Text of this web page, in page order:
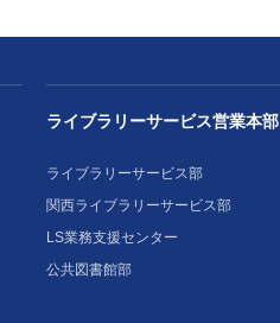
ライブラリーサービス営業本部
ライブラリーサービス部
関西ライブラリーサービス部
LS業務支援センター
公共図書館部